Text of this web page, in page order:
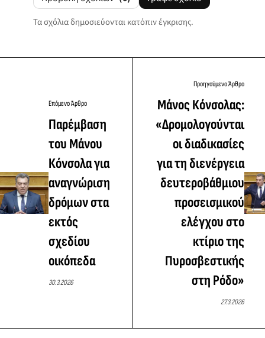
Τα σχόλια δημοσιεύονται κατόπιν έγκρισης.
Επόμενο Άρθρο
Παρέμβαση
του Μάνου
Κόνσολα για
αναγνώριση
δρόμων στα
εκτός
σχεδίου
οικόπεδα
30.3.2026
Προηγούμενο Άρθρο
Μάνος Κόνσολας:
«Δρομολογούνται
οι διαδικασίες
για τη διενέργεια
δευτεροβάθμιου
προσεισμικού
ελέγχου στο
κτίριο της
Πυροσβεστικής
στη Ρόδο»
27.3.2026